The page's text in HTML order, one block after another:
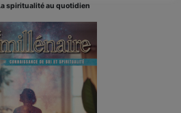
spiritualité au quotidien